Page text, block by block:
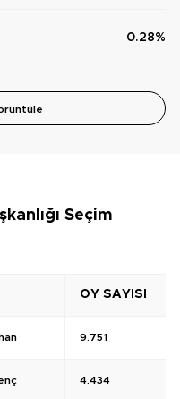
0.28%
Seçim
OY SAYISI
9.751
4.434